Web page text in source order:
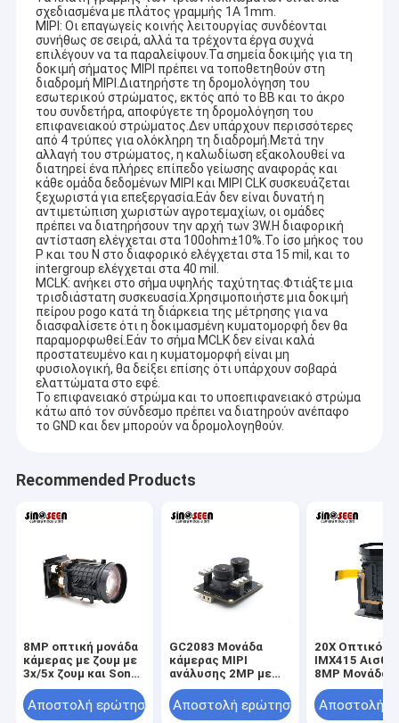
Ενότητα καμερών DVP
Σφαιρική ενότητα καμερών παραθυρόφυλλων
Ενότητα καμερών νυχτερινής όρασης
Ενότητα καμερών ενδοσκοπίων
Διπλή ενότητα καμερών φακών
Ενότητα καμερών αναγνώρισης προσώπου
ενότητα lap-top webcam
1MP ενότητα καμερών
2MP ενότητα καμερών
5MP ενότητα καμερών
8MP ενότητα καμερών
Οθόνη Μονούλης Καμερας
Ενότητα καμερών σμέουρων pi
σχεδιασμένα με πλάτος γραμμής 1Α 1mm.
MIPI: Οι επαγωγείς κοινής λειτουργίας συνδέονται
συνήθως σε σειρά, αλλά τα τρέχοντα έργα συχνά
επιλέγουν να τα παραλείψουν.Τα σημεία δοκιμής για τη
δοκιμή σήματος MIPI πρέπει να τοποθετηθούν στη
διαδρομή MIPI.Διατηρήστε τη δρομολόγηση του
εσωτερικού στρώματος, εκτός από το BB και το άκρο
του συνδετήρα, αποφύγετε τη δρομολόγηση του
επιφανειακού στρώματος.Δεν υπάρχουν περισσότερες
από 4 τρύπες για ολόκληρη τη διαδρομή.Μετά την
αλλαγή του στρώματος, η καλωδίωση εξακολουθεί να
διατηρεί ένα πλήρες επίπεδο γείωσης αναφοράς και
κάθε ομάδα δεδομένων MIPI και MIPI CLK συσκευάζεται
ξεχωριστά για επεξεργασία.Εάν δεν είναι δυνατή η
αντιμετώπιση χωριστών αγροτεμαχίων, οι ομάδες
πρέπει να διατηρήσουν την αρχή των 3W.Η διαφορική
αντίσταση ελέγχεται στα 100ohm±10%.Το ίσο μήκος του
P και του N στο διαφορικό ελέγχεται στα 15 mil, και το
intergroup ελέγχεται στα 40 mil.
MCLK: ανήκει στο σήμα υψηλής ταχύτητας.Φτιάξτε μια
τρισδιάστατη συσκευασία.Χρησιμοποιήστε μια δοκιμή
πείρου pogo κατά τη διάρκεια της μέτρησης για να
διασφαλίσετε ότι η δοκιμασμένη κυματομορφή δεν θα
παραμορφωθεί.Εάν το σήμα MCLK δεν είναι καλά
προστατευμένο και η κυματομορφή είναι μη
φυσιολογική, θα δείξει επίσης ότι υπάρχουν σοβαρά
ελαττώματα στο εφέ.
Το επιφανειακό στρώμα και το υποεπιφανειακό στρώμα
κάτω από τον σύνδεσμο πρέπει να διατηρούν ανέπαφο
το GND και δεν μπορούν να δρομολογηθούν.
Recommended Products
8MP οπτική μονάδα
κάμερας με ζουμ με
3x/5x ζουμ και Sony
IMX415 CMOS
αισθητήρα για USB
2.0 UVC
Αποστολή ερώτησης
GC2083 Μονάδα
κάμερας MIPI
ανάλυσης 2MP με
χαμηλή κατανάλωση
ενέργειας για
ενσωματωμένες
Αποστολή ερώτησης
20X Οπτικό
IMX415
8MP Μονάδα
κάμερας 60
Διασύνδεση
Αποστολή